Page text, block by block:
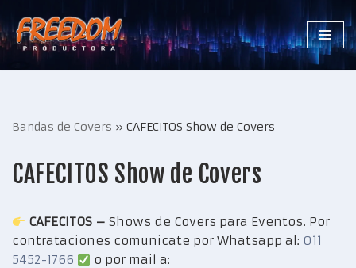
Saltar
Bandas de Covers » CAFECITOS Show de Covers
CAFECITOS Show de Covers
CAFECITOS –Shows de Covers para Eventos. Por
contrataciones comunicate por Whatsapp al: 011
5452-1766
o por mail a: